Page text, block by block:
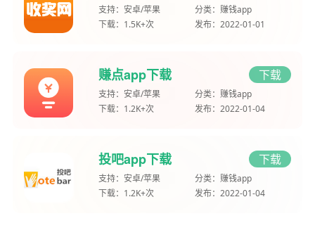
支持： 安卓/苹果 分类： 赚钱app
下载： 1.5K+次 发布： 2022-01-01
赚点app下载 下载
支持： 安卓/苹果 分类： 赚钱app
下载： 1.2K+次 发布： 2022-01-04
投吧app下载 下载
支持： 安卓/苹果 分类： 赚钱app
下载： 1.2K+次 发布： 2022-01-04